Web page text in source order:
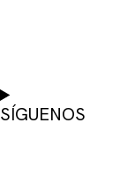
SÍGUENOS